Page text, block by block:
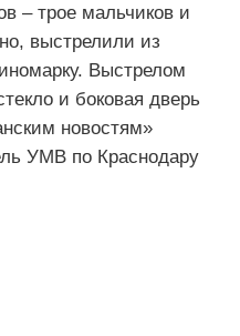
– трое мальчиков и
выстрелили из
Выстрелом
и боковая дверь
новостям»
УМВ по Краснодару